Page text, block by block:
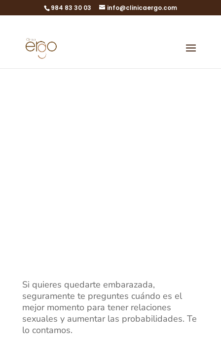
984 83 30 03 info@clinicaergo.com
Si quieres quedarte embarazada,
seguramente te preguntes cuándo es el
mejor momento para tener relaciones
sexuales y aumentar las probabilidades. Te
lo contamos.